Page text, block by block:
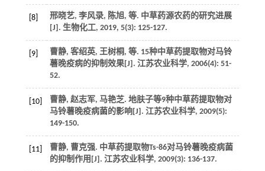
[8] 邢晓艺, 李风录, 陈旭, 等. 中草药源农药的研究进展
[J]. 生物化工, 2019, 5(3): 125-127.
[9] 曹静, 客绍英, 王树桐, 等. 15种中草药提取物对马铃
薯晚疫病的抑制效果[J]. 江苏农业科学, 2006(4): 51-
52.
[10]
曹静, 赵志军, 马艳芝. 地肤子等9种中草药提取物对
马铃薯晚疫病菌的影响[J]. 江苏农业科学, 2009(5):
149-150.
[11]
曹静, 曹克强. 中草药提取物Ts-86对马铃薯晚疫病菌
的抑制作用[J]. 江苏农业科学, 2009(3): 136-137.